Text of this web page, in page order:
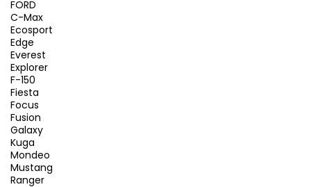
FORD
C-Max
Ecosport
Edge
Everest
Explorer
F-150
Fiesta
Focus
Fusion
Galaxy
Kuga
Mondeo
Mustang
Ranger